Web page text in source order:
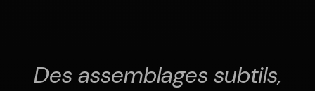
Des assemblages subtils,